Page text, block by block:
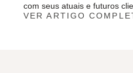
com seus atuais e futuros
VER ARTIGO